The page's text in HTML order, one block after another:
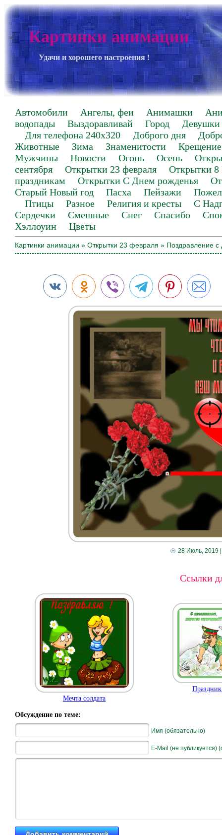
Картинки анимации
Удачи и хорошего настроения !
Автомобили Ангелы, феи Анимашки
водопады
Выздоравливай Город
Девушки
Для телефона 240х320
Доброго дня
Животные
Зима Знаменитости
Крещение
Мужчины
Новости Огонь Осень
сентября
Открытки 23 февраля
Открытки 8
праздникам
Открытки С Днем рожденья
Старый Новый год
Пасха Пейзажи
Птицы
Разное Религия и кресты
С
Сердечки
Смешные Снег Спасибо
Хэллоуин
Цветы
Картинки анимации » Открытки 23 февраля » Поздравление с
28 Июль, 2019|
Ссылки
Мечта солдата
Обсуждение по теме:
Имя (обязательно)
E-Mail (не публикуется)